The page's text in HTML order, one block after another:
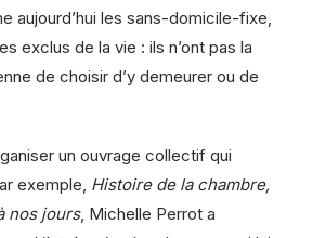
aujourd’hui les sans-domicile-fixe,
exclus de la vie : ils n’ont pas la
de choisir d’y demeurer ou de
un ouvrage collectif qui
exemple, Histoire de la chambre,
nos jours, Michelle Perrot a